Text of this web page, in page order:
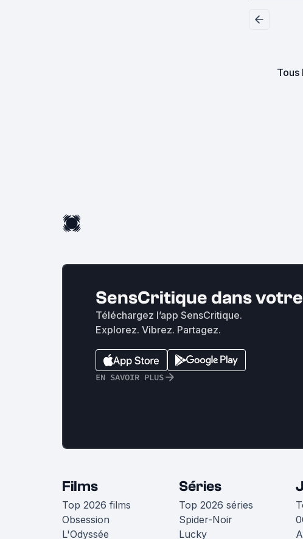
Tous
SensCritique dans
Téléchargez l’app SensCritique.
Explorez. Vibrez. Partagez.
EN SAVOIR PLUS
Films
Top 2026 films
Obsession
L'Odyssée
Séries
Top 2026 séries
Spider-Noir
Lucky